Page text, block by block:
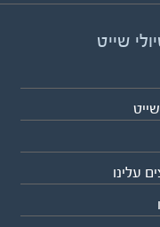
שייט
עלינו